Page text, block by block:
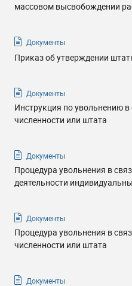
массовом высвобождении
Документы
Приказ об утверждении
Документы
Инструкция по увольнению
численности или штата
Документы
Процедура увольнения в
деятельности
Документы
Процедура увольнения в
численности или штата
Документы